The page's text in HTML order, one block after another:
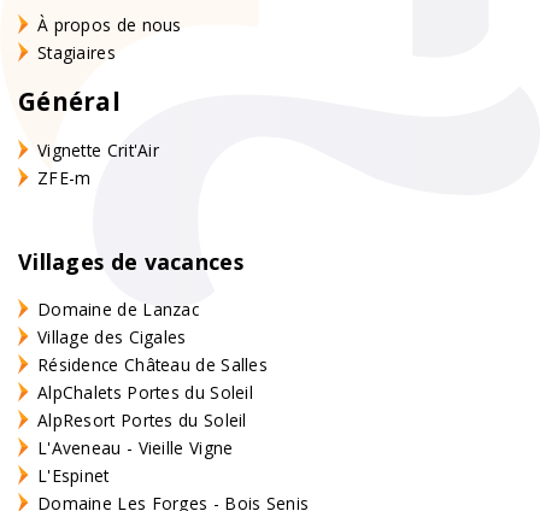
À propos de nous
Stagiaires
Général
Vignette Crit'Air
ZFE-m
Villages de vacances
Domaine de Lanzac
Village des Cigales
Résidence Château de Salles
AlpChalets Portes du Soleil
AlpResort Portes du Soleil
L'Aveneau - Vieille Vigne
L'Espinet
Domaine Les Forges - Bois Senis